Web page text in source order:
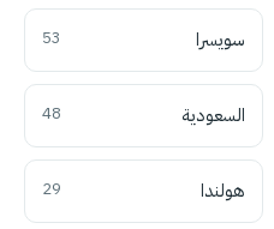
سويسرا 53
السعودية 48
هولندا 29